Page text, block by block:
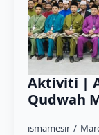
Aktiviti |
Qudwah
ismamesir